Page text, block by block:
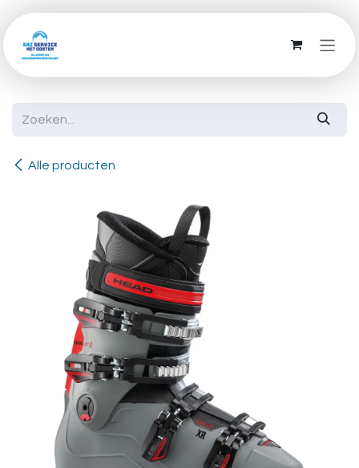
Overslaan naar inhoud
Alle producten